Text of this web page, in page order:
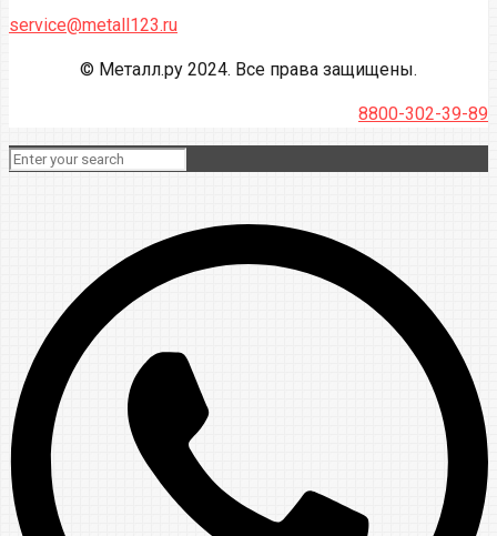
service@metall123.ru
© Металл.ру 2024. Все права защищены.
8800-302-39-89